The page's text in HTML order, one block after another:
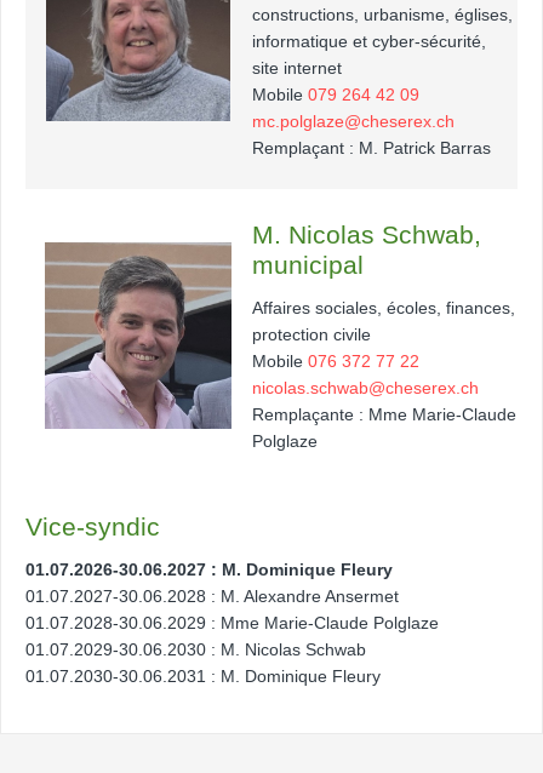
constructions, urbanisme, églises,
informatique et cyber-sécurité,
site internet
Mobile 079 264 42 09
mc.polglaze@cheserex.ch
Remplaçant : M. Patrick Barras
M. Nicolas Schwab,
municipal
Affaires sociales, écoles, finances,
protection civile
Mobile 076 372 77 22
nicolas.schwab@cheserex.ch
Remplaçante : Mme Marie-Claude
Polglaze
Vice-syndic
01.07.2026-30.06.2027 : M. Dominique Fleury
01.07.2027-30.06.2028 : M. Alexandre Ansermet
01.07.2028-30.06.2029 : Mme Marie-Claude Polglaze
01.07.2029-30.06.2030 : M. Nicolas Schwab
01.07.2030-30.06.2031 : M. Dominique Fleury